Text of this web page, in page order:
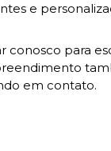
e
conosco para
em contato.